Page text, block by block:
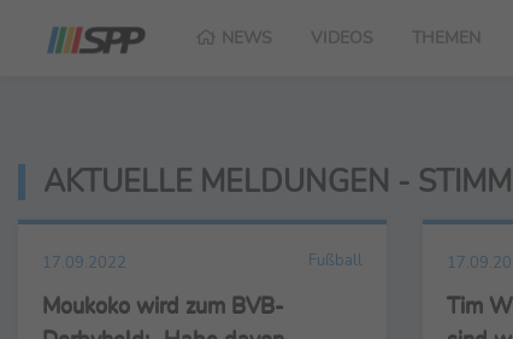
NEWS VIDEOS THEMEN
AKTUELLE MELDUNGEN -
17.09.2022 Fußball
Moukoko wird zum BVB-
Tim